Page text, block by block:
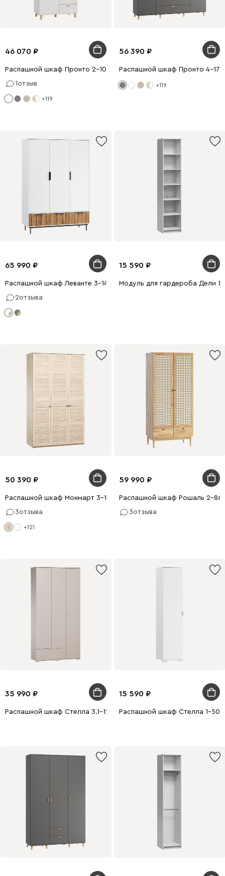
46 070
Распашной шкаф Пронто 2-100x220 Белый с зеркалом
1отзыв
+119
56 390
Распашной шкаф Пронто 4-
+119
65 990
Распашной шкаф Леванте 3-144x205 Белый
2отзыва
15 590
Модуль для гардероба Дели
50 390
Распашной шкаф Монмарт 3-120x220 Дуб Сонома
3отзыва
+121
59 990
Распашной шкаф Рошаль 2-
3отзыва
35 990
Распашной шкаф Стелла 3.1-120x240 Латте
15 590
Распашной шкаф Стелла 1-